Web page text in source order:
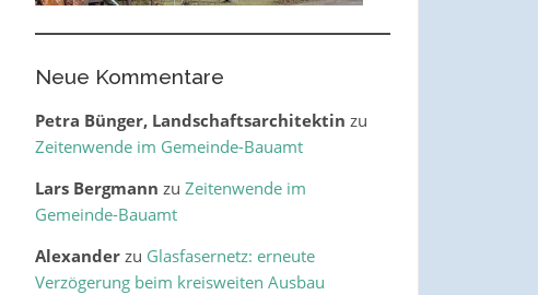
Neue Kommentare
Petra Bünger, Landschaftsarchitektin zu
Zeitenwende im Gemeinde-Bauamt
Lars Bergmann zu Zeitenwende im
Gemeinde-Bauamt
Alexanderzu Glasfasernetz: erneute
Verzögerung beim kreisweiten Ausbau